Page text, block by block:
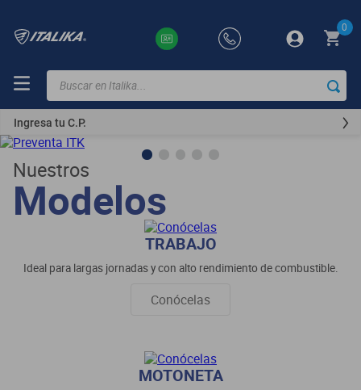
0
Buscar en Italika...
Ingresa tu C.P.
Nuestros
Modelos
TRABAJO
Ideal para largas jornadas y con alto rendimiento de combustible.
Conócelas
MOTONETA
TÉRMINOS
MÁS
motocicletas
motoneta
dm